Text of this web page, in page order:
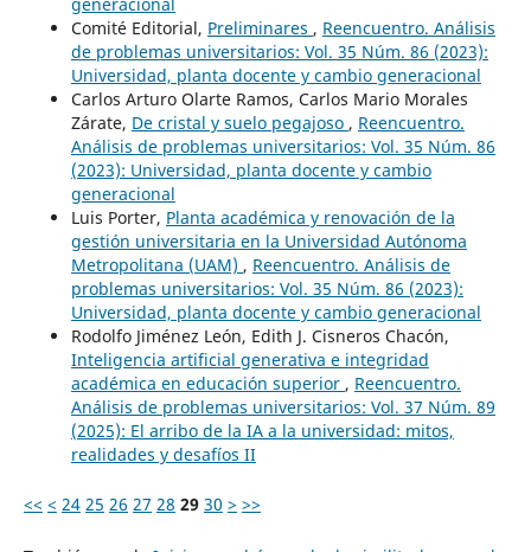
Comité Editorial, Preliminares , Reencuentro. Análisis
de problemas universitarios: Vol. 35 Núm. 86 (2023):
Universidad, planta docente y cambio generacional
Carlos Arturo Olarte Ramos, Carlos Mario Morales
Zárate, De cristal y suelo pegajoso , Reencuentro.
Análisis de problemas universitarios: Vol. 35 Núm. 86
(2023): Universidad, planta docente y cambio
generacional
Luis Porter, Planta académica y renovación de la
gestión universitaria en la Universidad Autónoma
Metropolitana (UAM) , Reencuentro. Análisis de
problemas universitarios: Vol. 35 Núm. 86 (2023):
Universidad, planta docente y cambio generacional
Rodolfo Jiménez León, Edith J. Cisneros Chacón,
Inteligencia artificial generativa e integridad
académica en educación superior , Reencuentro.
Análisis de problemas universitarios: Vol. 37 Núm. 89
(2025): El arribo de la IA a la universidad: mitos,
realidades y desafíos II
<< < 24 25 26 27 28 29 30 > >>